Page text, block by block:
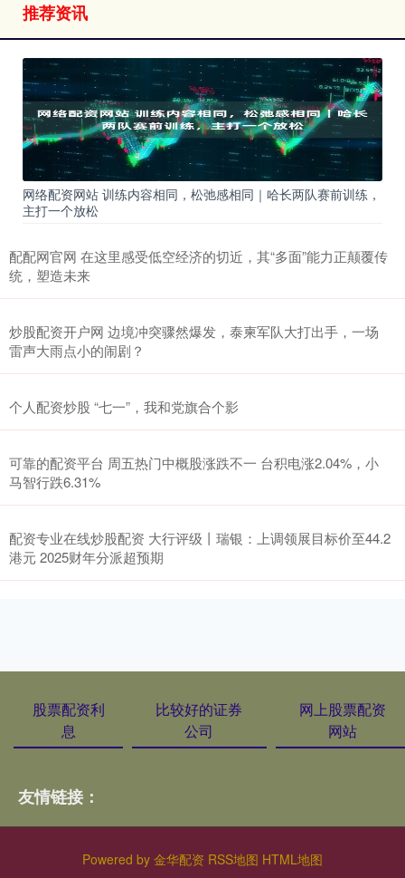
推荐资讯
网络配资网站 训练内容相同，松弛感相同｜哈长两队赛前训练，
主打一个放松
配配网官网 在这里感受低空经济的切近，其“多面”能力正颠覆传
统，塑造未来
炒股配资开户网 边境冲突骤然爆发，泰柬军队大打出手，一场
雷声大雨点小的闹剧？
个人配资炒股 “七一”，我和党旗合个影
可靠的配资平台 周五热门中概股涨跌不一 台积电涨2.04%，小
马智行跌6.31%
配资专业在线炒股配资 大行评级丨瑞银：上调领展目标价至44.2
港元 2025财年分派超预期
股票配资利
息
比较好的证券
公司
网上股票配资
网站
友情链接：
Powered by 金华配资 RSS地图 HTML地图